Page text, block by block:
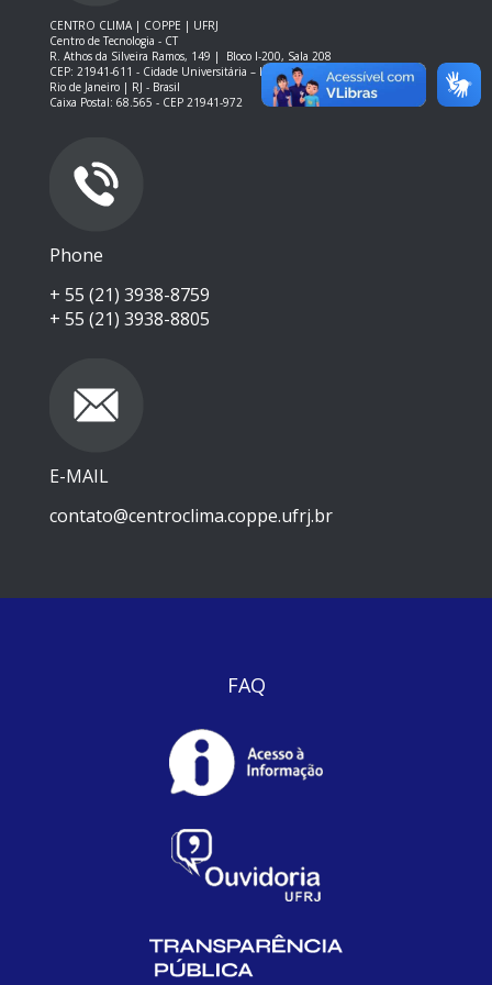
CENTRO CLIMA | COPPE | UFRJ
Centro de Tecnologia - CT
R. Athos da Silveira Ramos, 149 |
Bloco I-200, Sala 208
CEP: 21941-611 - Cidade Universitária – Ilha do Fundão – RJ
Rio de Janeiro | RJ - Brasil
Caixa Postal: 68.565 - CEP 21941-972
Phone
+ 55 (21) 3938-8759
+ 55 (21) 3938-8805
E-MAIL
contato@centroclima.coppe.ufrj.br
FAQ